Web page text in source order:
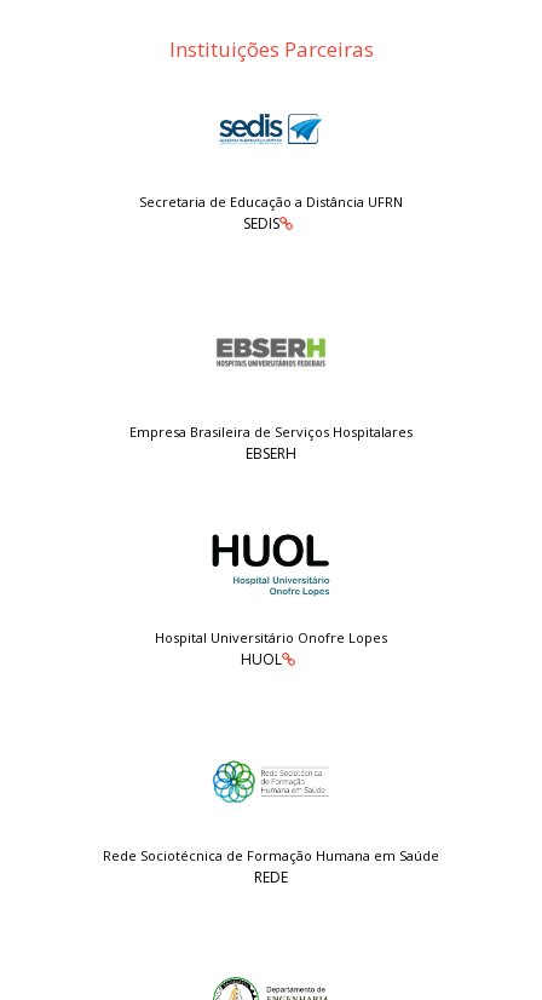
Instituições Parceiras
Secretaria de Educação a Distância UFRN
SEDIS
Empresa Brasileira de Serviços Hospitalares
EBSERH
Hospital Universitário Onofre Lopes
HUOL
Rede Sociotécnica de Formação Humana em Saúde
REDE